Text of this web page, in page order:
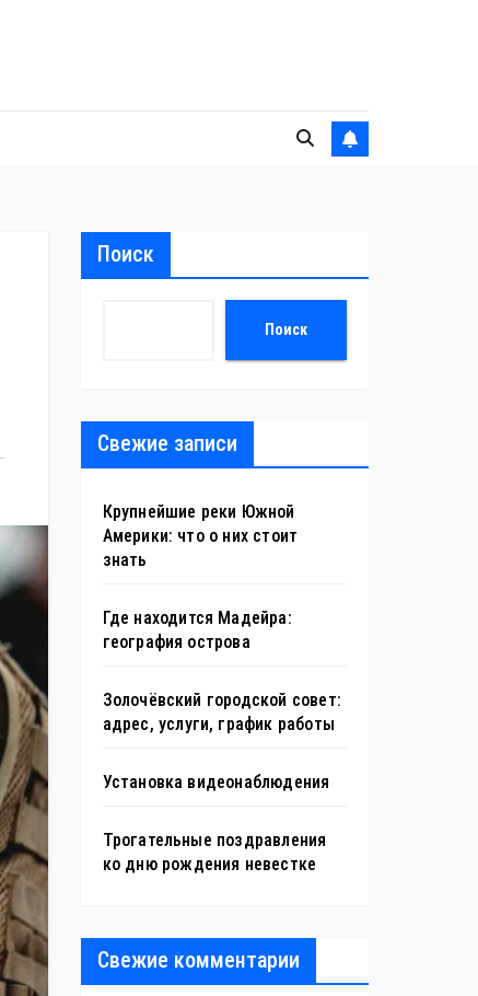
Поиск
Поиск
Свежие записи
Крупнейшие реки Южной
Америки: что о них стоит
знать
Где находится Мадейра:
география острова
Золочёвский городской совет:
адрес, услуги, график работы
Установка видеонаблюдения
Трогательные поздравления
ко дню рождения невестке
Свежие комментарии